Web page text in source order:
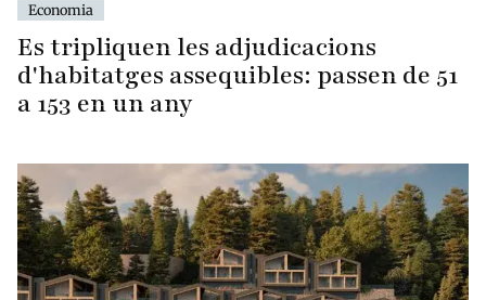
Economia
Es tripliquen les adjudicacions
d'habitatges assequibles: passen de 51
a 153 en un any